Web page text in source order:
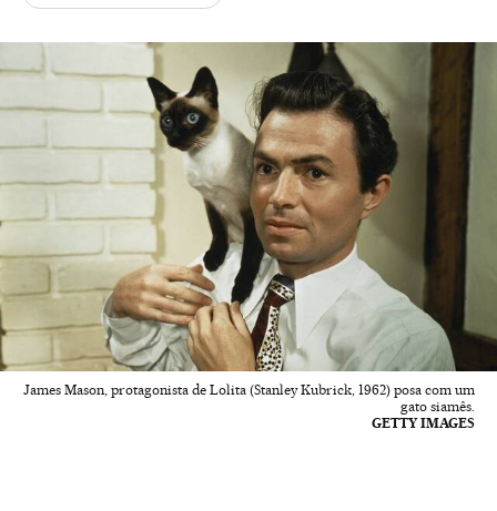
James Mason, protagonista de Lolita (Stanley Kubrick, 1962) posa com um
gato siamês.
GETTY IMAGES